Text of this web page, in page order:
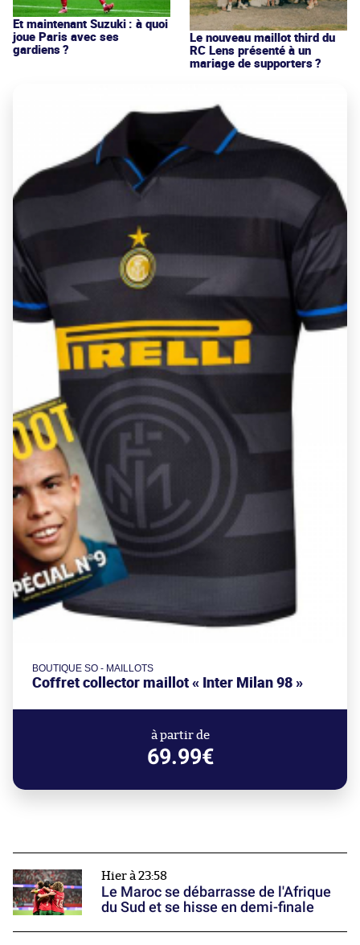
Et maintenant Suzuki : à quoi
joue Paris avec ses
gardiens ?
Le nouveau maillot third du
RC Lens présenté à un
mariage de supporters ?
BOUTIQUE SO - MAILLOTS
Coffret collector maillot « Inter Milan 98 »
à partir de
69.99€
Hier à 23:58
Le Maroc se débarrasse de l'Afrique
du Sud et se hisse en demi-finale